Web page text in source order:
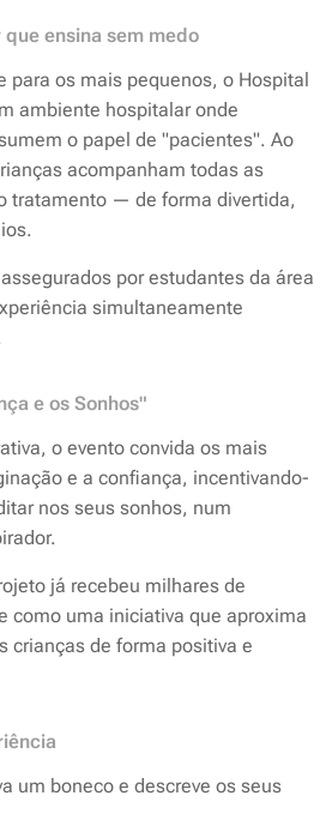
ensina sem medo
para os mais pequenos, o Hospital
ambiente hospitalar onde
o papel de "pacientes". Ao
acompanham todas as
tratamento — de forma divertida,
por estudantes da área
simultaneamente
e os Sonhos"
o evento convida os mais
e a confiança, incentivando-
nos seus sonhos, num
já recebeu milhares de
como uma iniciativa que aproxima
crianças de forma positiva e
um boneco e descreve os seus